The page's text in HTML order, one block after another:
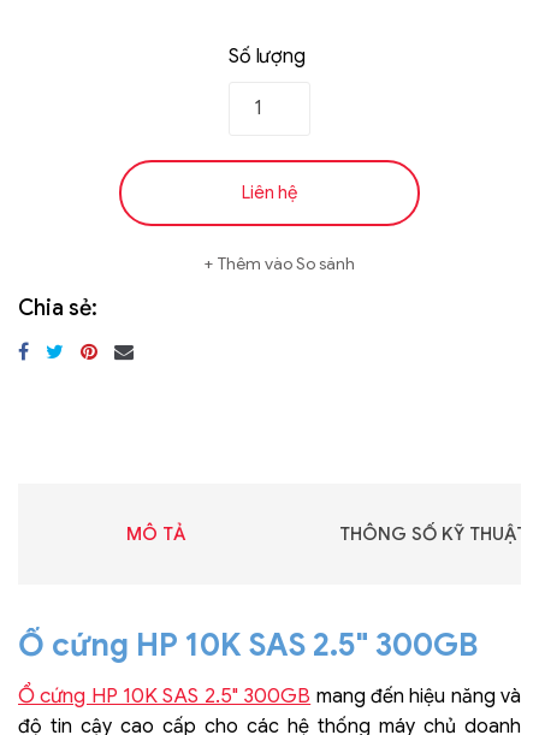
Số lượng
Liên hệ
Thêm vào So sánh
Chia sẻ:
MÔ TẢ THÔNG SỐ KỸ THUẬT
Ổ cứng HP 10K SAS 2.5" 300GB
Ổ cứng HP 10K SAS 2.5" 300GB mang đến hiệu năng và
độ tin cậy cao cấp cho các hệ thống máy chủ doanh